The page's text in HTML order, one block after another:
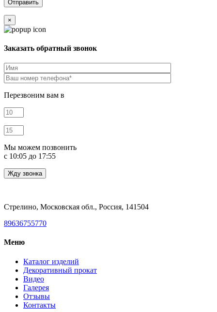
×
Заказать обратный звонок
Перезвоним вам в
Мы можем позвонить
c 10:05 до 17:55
Стрелино, Московская обл., Россия, 141504
89636755770
Меню
Каталог изделий
Декоративный прокат
Видео
Галерея
Отзывы
Контакты